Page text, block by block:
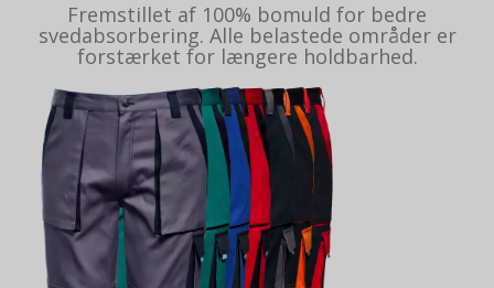
Fremstillet af 100% bomuld for bedre
svedabsorbering. Alle belastede områder er
forstærket for længere holdbarhed.